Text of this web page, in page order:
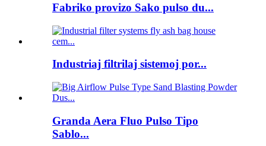
Fabriko provizo Sako pulso du...
Industriaj filtrilaj sistemoj por...
Granda Aera Fluo Pulso Tipo
Sablo...